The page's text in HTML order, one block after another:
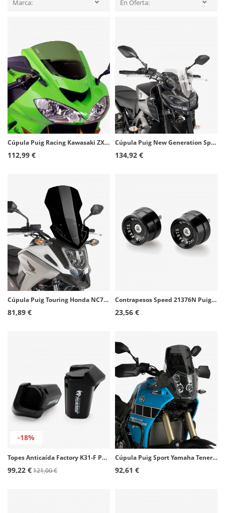
Marca: En Oferta:
Cúpula Puig Racing Kawasaki ZX-10R 2004-2005 Verde 1657V
112,99 €
Cúpula Puig New Generation Sport Yamaha MT-09 (17-20) Transparente 9376W
134,92 €
Cúpula Puig Touring Honda NC750X (16-20) Negro 8910N
81,89 €
Contrapesos Speed 21376N Puig color Negro para Aprilia RS125/457/660, Tuono 125/457
23,56 €
-18%
Topes Anticaída Factory K31-F Pelacrash para Kawasaki Versys 1000 (19-25)
99,22 €121,00 €
Cúpula Puig Sport Yamaha Tenere 700 / Explore Ed. / Extreme Ed. / World Raid (19-26) Ahumado oscuro 20834F
92,61 €